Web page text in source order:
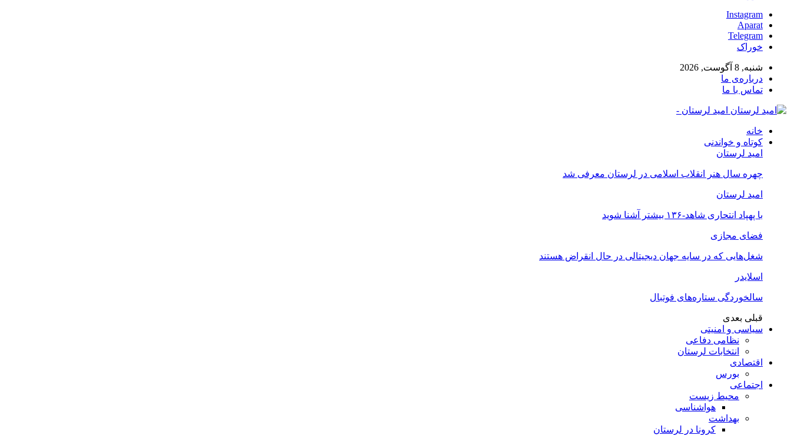
Instagram
Aparat
Telegram
خوراک
شنبه, 8 آگوست, 2026
درباره‌ی ما
تماس با ما
امید لرستان -
خانه
کوتاه و خواندنی
امید لرستان
چهره سال هنر انقلاب اسلامی در لرستان معرفی شد
امید لرستان
با پهپاد انتحاری شاهد-۱۳۶ بیشتر آشنا شوید
فضای مجازی
شغل‌‌هایی که در سایه جهان دیجیتالی در حال انقراض هستند
اسلایدر
سالخوردگی ستاره‌های فوتبال
قبلی بعدی
سیاسی و امنیتی
نظامی دفاعی
انتخابات لرستان
اقتصادی
بورس
اجتماعی
محیط زیست
هواشناسی
بهداشت
کرونا در لرستان